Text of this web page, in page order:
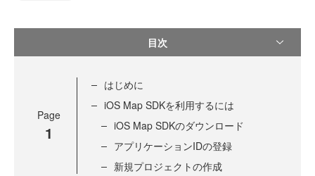
目次
Page
1
はじめに
iOS Map SDKを利用するには
iOS Map SDKのダウンロード
アプリケーションIDの登録
新規プロジェクトの作成